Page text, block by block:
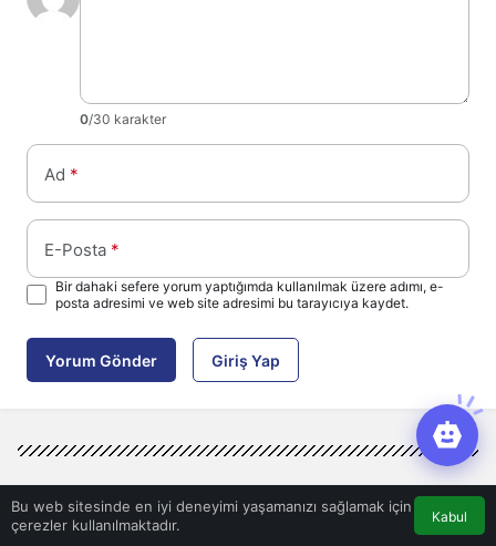
0/30 karakter
Ad *
E-Posta *
Bir dahaki sefere yorum yaptığımda kullanılmak üzere adımı, e-
posta adresimi ve web site adresimi bu tarayıcıya kaydet.
Yorum Gönder Giriş Yap
Bu web sitesinde en iyi deneyimi yaşamanızı sağlamak için
çerezler kullanılmaktadır.
Kabul